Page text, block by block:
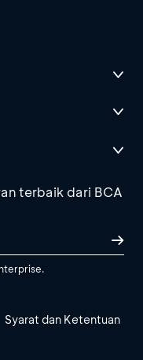
terbaik dari BCA
Syarat dan Ketentuan